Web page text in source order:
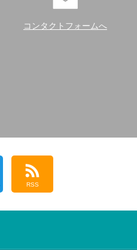
コンタクトフォームへ
RSS